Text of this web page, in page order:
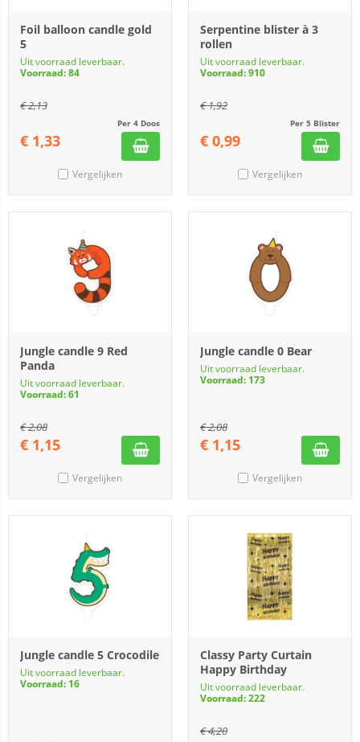
Foil balloon candle gold
5
Uit voorraad leverbaar.
Voorraad: 84
€2,13
Per 4 Doos
€ 1,33
Vergelijken
Serpentine blister à 3
rollen
Uit voorraad leverbaar.
Voorraad: 910
€1,92
Per 5 Blister
€ 0,99
Vergelijken
Jungle candle 9 Red
Panda
Uit voorraad leverbaar.
Voorraad: 61
€2,08
€ 1,15
Vergelijken
Jungle candle 0 Bear
Uit voorraad leverbaar.
Voorraad: 173
€2,08
€ 1,15
Vergelijken
Jungle candle 5 Crocodile
Uit voorraad leverbaar.
Voorraad: 16
Classy Party Curtain
Happy Birthday
Uit voorraad leverbaar.
Voorraad: 222
€4,20